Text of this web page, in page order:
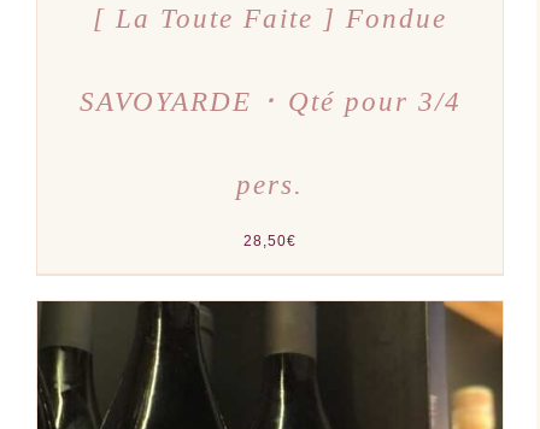
[ La Toute Faite ] Fondue
SAVOYARDE ･ Qté pour 3/4
pers.
28,50€